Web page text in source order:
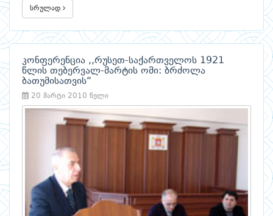
სრულად
კონფერენცია ,,რუსეთ-საქართველოს 1921
წლის თებერვალ-მარტის ომი: ბრძოლა
ბათუმისათვის“
20 მარტი 2010 წელი